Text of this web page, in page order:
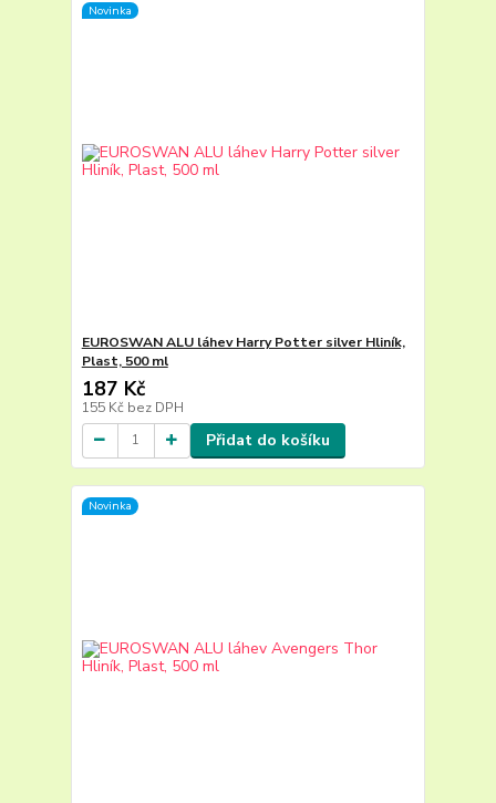
Novinka
EUROSWAN ALU láhev Harry Potter silver Hliník,
Plast, 500 ml
187 Kč
155 Kč bez DPH
Přidat do košíku
Novinka